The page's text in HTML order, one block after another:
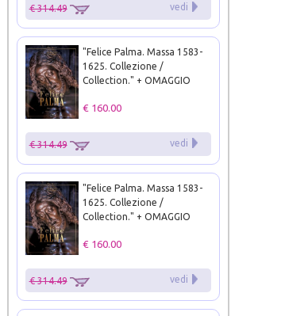
vedi
€ 314.49
"Felice Palma. Massa 1583-
1625. Collezione /
Collection." + OMAGGIO
€ 160.00
vedi
€ 314.49
"Felice Palma. Massa 1583-
1625. Collezione /
Collection." + OMAGGIO
€ 160.00
vedi
€ 314.49